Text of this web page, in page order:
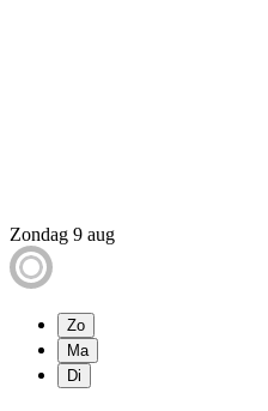
Zondag 9 aug
Zo
Ma
Di